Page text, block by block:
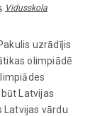
, Vidusskola
uzrādījis
olimpiādē
Latvijas
Latvijas vārdu